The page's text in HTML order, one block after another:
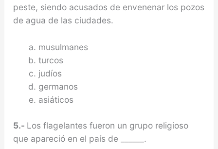
peste, siendo acusados de envenenar los pozos
de agua de las ciudades.
musulmanes
turcos
judíos
germanos
asiáticos
5.- Los flagelantes fueron un grupo religioso
que apareció en el país de ______.